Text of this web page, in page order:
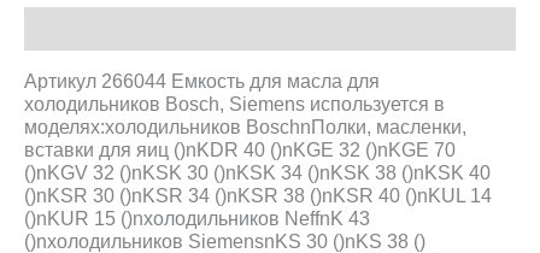
Артикул 266044 Емкость для масла для
холодильников Bosch, Siemens используется в
моделях:холодильников BoschnПолки, масленки,
вставки для яиц ()nKDR 40 ()nKGE 32 ()nKGE 70
()nKGV 32 ()nKSK 30 ()nKSK 34 ()nKSK 38 ()nKSK 40
()nKSR 30 ()nKSR 34 ()nKSR 38 ()nKSR 40 ()nKUL 14
()nKUR 15 ()nхолодильников NeffnK 43
()nхолодильников SiemensnKS 30 ()nKS 38 ()